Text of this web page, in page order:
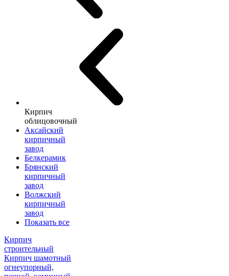
Кирпич
облицовочный
Аксайский
кирпичный
завод
Белкерамик
Брянский
кирпичный
завод
Волжский
кирпичный
завод
Показать все
Кирпич
строительный
Кирпич шамотный
огнеупорный,